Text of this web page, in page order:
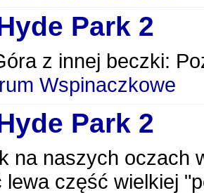
Park 2
z innej beczki:
Wspinaczkowe
Park 2
na naszych oczach
lewa część wielkiej